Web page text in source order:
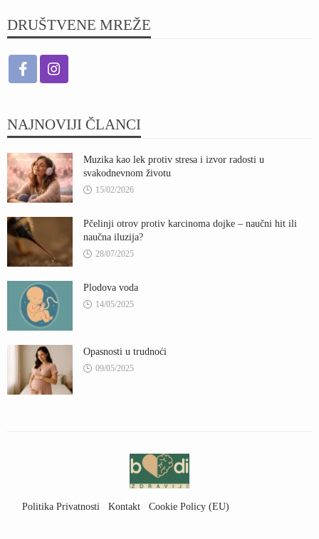
DRUŠTVENE MREŽE
NAJNOVIJI ČLANCI
Muzika kao lek protiv stresa i izvor radosti u
svakodnevnom životu
15/02/2026
Pčelinji otrov protiv karcinoma dojke – naučni hit ili
naučna iluzija?
28/07/2025
Plodova voda
14/05/2025
Opasnosti u trudnoći
09/05/2025
Politika Privatnosti Kontakt Cookie Policy (EU)